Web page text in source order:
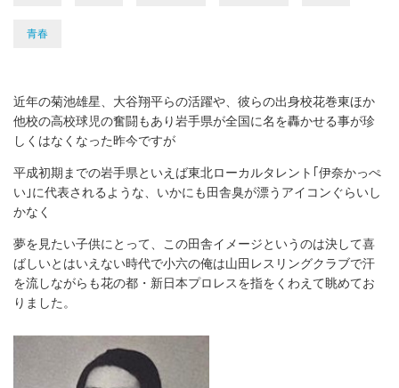
青春
近年の菊池雄星、大谷翔平らの活躍や、彼らの出身校花巻東ほか
他校の高校球児の奮闘もあり岩手県が全国に名を轟かせる事が珍
しくはなくなった昨今ですが
平成初期までの岩手県といえば東北ローカルタレント｢伊奈かっぺ
い｣に代表されるような、いかにも田舎臭が漂うアイコンぐらいし
かなく
夢を見たい子供にとって、この田舎イメージというのは決して喜
ばしいとはいえない時代で小六の俺は山田レスリングクラブで汗
を流しながらも花の都・新日本プロレスを指をくわえて眺めてお
りました。